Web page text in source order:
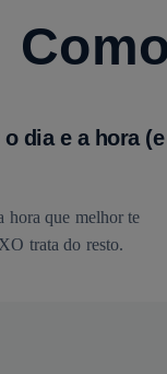
dia e a hora (e
hora que melhor te
trata do resto.